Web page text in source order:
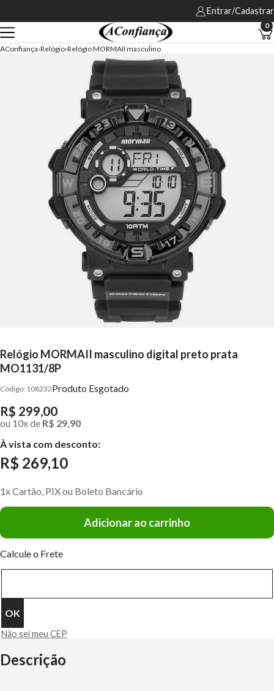
Entrar/Cadastrar
0
AConfiança Relógio Relógio MORMAII masculino
Relógio MORMAII masculino digital preto prata
MO1131/8P
108232Produto Esgotado
R$ 299,00
ou 10xde R$ 29,90
À vista com desconto:
R$ 269,10
1x Cartão, PIX ou Boleto Bancário
Adicionar ao carrinho
Calcule o Frete
Não sei meu CEP
Descrição